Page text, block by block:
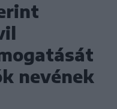
nevének